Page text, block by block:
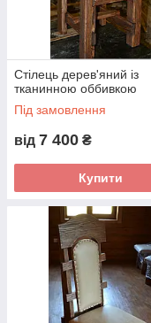
Стілець дерев'яний із
тканинною оббивкою
Під замовлення
від 7 400 ₴
Купити